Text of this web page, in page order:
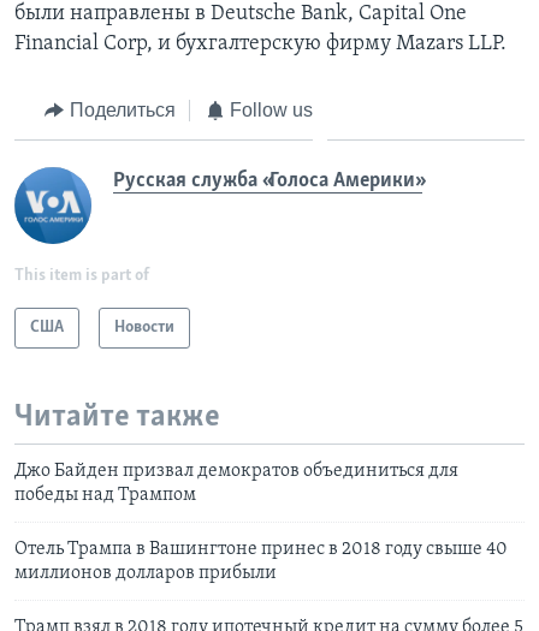
были направлены в Deutsche Bank, Capital One
Financial Corp, и бухгалтерскую фирму Mazars LLP.
Поделиться Follow us
Русская служба «Голоса Америки»
This item is part of
США Новости
Читайте также
Джо Байден призвал демократов объединиться для
победы над Трампом
Отель Трампа в Вашингтоне принес в 2018 году свыше 40
миллионов долларов прибыли